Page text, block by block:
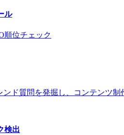
ル
順位チェック
ド質問を発掘し、コンテンツ制
検出